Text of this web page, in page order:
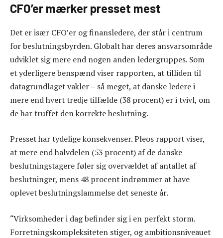
CFO’er mærker presset mest
Det er især CFO’er og finansledere, der står i centrum
for beslutningsbyrden. Globalt har deres ansvarsområde
udviklet sig mere end nogen anden ledergruppes. Som
et yderligere benspænd viser rapporten, at tilliden til
datagrundlaget vakler – så meget, at danske ledere i
mere end hvert tredje tilfælde (38 procent) er i tvivl, om
de har truffet den korrekte beslutning.
Presset har tydelige konsekvenser. Pleos rapport viser,
at mere end halvdelen (53 procent) af de danske
beslutningstagere føler sig overvældet af antallet af
beslutninger, mens 48 procent indrømmer at have
oplevet beslutningslammelse det seneste år.
“Virksomheder i dag befinder sig i en perfekt storm.
Forretningskompleksiteten stiger, og ambitionsniveauet